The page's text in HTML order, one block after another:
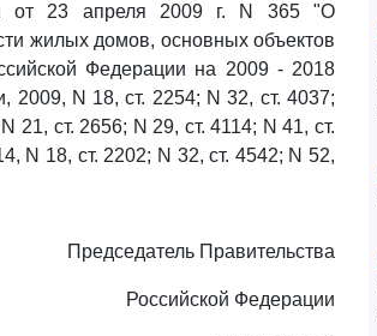
от 23 апреля 2009 г. N 365 "О
жилых домов, основных объектов
Федерации на 2009 - 2018
2009, N 18, ст. 2254; N 32, ст. 4037;
21, ст. 2656; N 29, ст. 4114; N 41, ст.
N 18, ст. 2202; N 32, ст. 4542; N 52,
Председатель Правительства
Российской Федерации